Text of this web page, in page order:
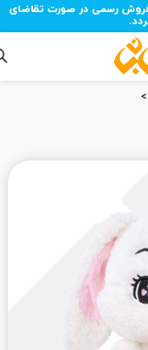
فروش رسمی در صورت تقاضای